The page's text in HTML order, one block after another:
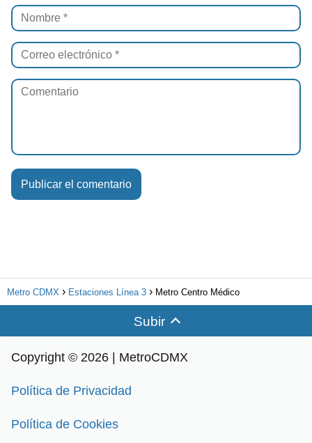
Metro CDMX Estaciones Línea 3 Metro Centro Médico
Subir
Copyright © 2026 | MetroCDMX
Política de Privacidad
Política de Cookies